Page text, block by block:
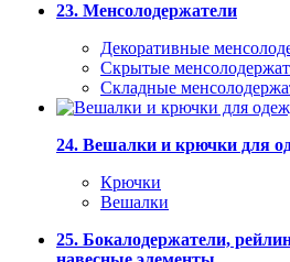
23. Менсолодержатели
Декоративные
Скрытые
Складные
24. Вешалки и крючки для
Крючки
Вешалки
25. Бокалодержатели,